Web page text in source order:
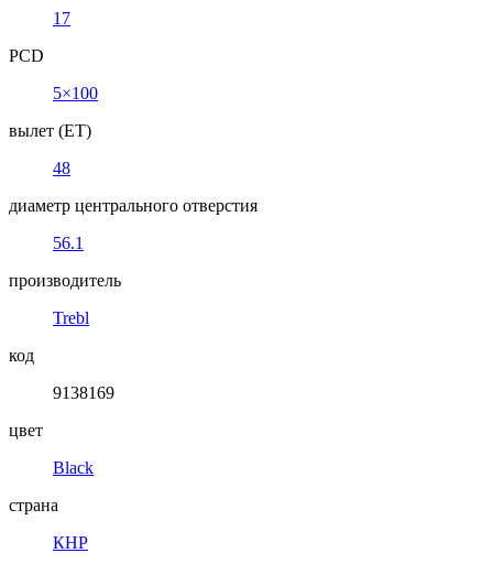
17
PCD
5×100
вылет (ET)
48
диаметр центрального отверстия
56.1
производитель
Trebl
код
9138169
цвет
Black
страна
КНР